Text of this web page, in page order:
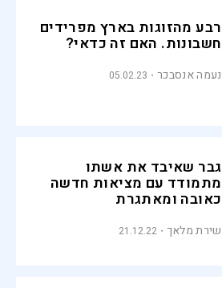
רבע מהזוגות בארץ מפרידים
חשבונות. האם זה כדאי?
נעמה אנסבכר 05.02.23
גבר שאיבד את אשתו
מתמודד עם מציאות חדשה
כאובה ומאתגרת
שירת מלאך 21.12.22